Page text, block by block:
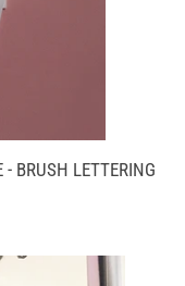
BRUSH LETTERING